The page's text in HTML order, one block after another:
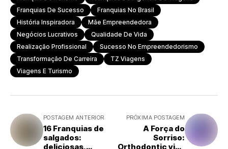
Franquias De Sucesso
Franquias No Brasil
História Inspiradora
Mãe Empreendedora
Negócios Lucrativos
Qualidade De Vida
Realização Profissional
Sucesso No Empreendedorismo
Transformação De Carreira
TZ Viagens
Viagens E Turismo
POSTAGEM ANTERIOR
16 Franquias de
salgados:
deliciosas,
PRÓXIMA POSTAGEM
A Força do
Sorriso:
Orthodontic vive